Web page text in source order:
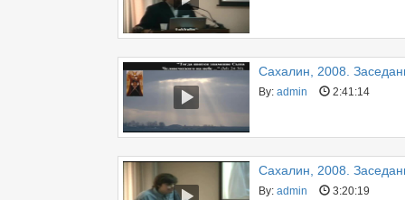
Сахалин, 2008.
By: admin 2:41:14
Сахалин, 2008.
By: admin 3:20:19